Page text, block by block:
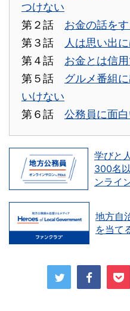
つけない
第２話 お金の話を
第３話
人は思い出
第４話 お金とは信
第５話 グルメ番組
いけない
第６話 公務員に面
学びと
300名
ンライ
地方自
を当て